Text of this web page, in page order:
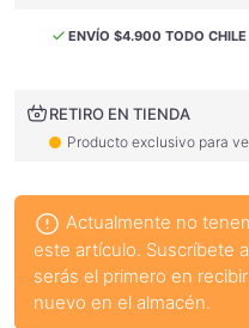
ENVÍO $4.900 TODO CHILE
RETIRO EN TIENDA
Producto exclusivo para
Actualmente no
este artículo. Suscríbete
serás el primero en
nuevo en el almacén.